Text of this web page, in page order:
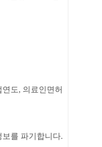
도, 의료인면허
를 파기합니다.